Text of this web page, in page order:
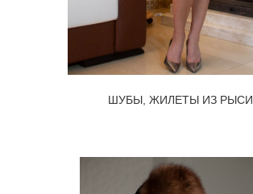
ШУБЫ, ЖИЛЕТЫ ИЗ РЫСИ